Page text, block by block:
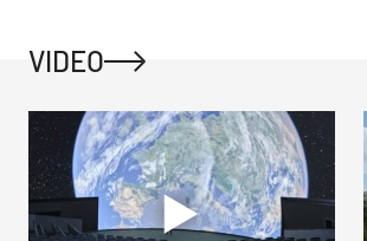
VIDEO